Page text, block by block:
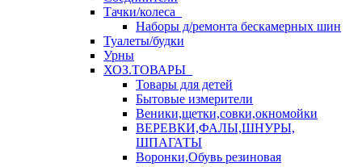
Тачки/колеса
Наборы д/ремонта бескамерных шин
Туалеты/будки
Урны
ХОЗ.ТОВАРЫ
Товары для детей
Бытовые измерители
Веники,щетки,совки,окномойки
ВЕРЕВКИ,ФАЛЫ,ШНУРЫ,
ШПАГАТЫ
Воронки,Обувь резиновая